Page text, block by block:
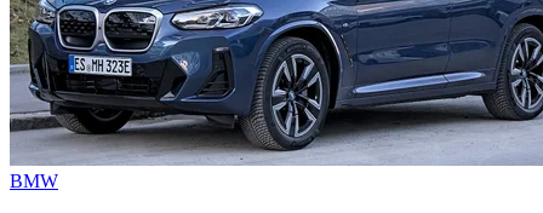
BMW